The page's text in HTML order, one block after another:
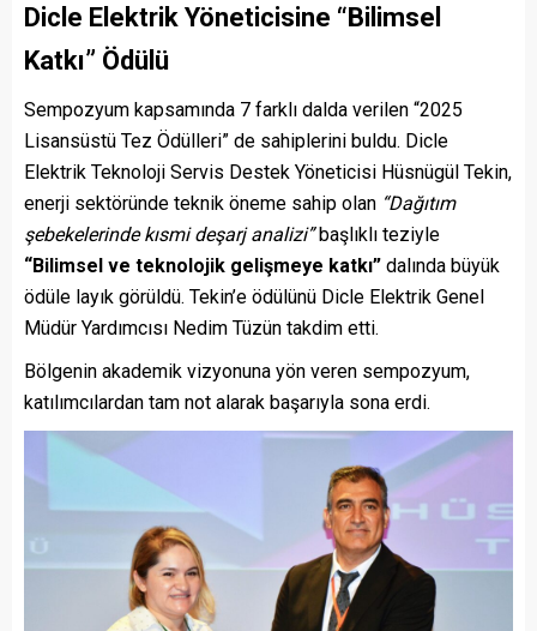
Dicle Elektrik Yöneticisine “Bilimsel
Katkı” Ödülü
Sempozyum kapsamında 7 farklı dalda verilen “2025
Lisansüstü Tez Ödülleri” de sahiplerini buldu. Dicle
Elektrik Teknoloji Servis Destek Yöneticisi Hüsnügül Tekin,
enerji sektöründe teknik öneme sahip olan “Dağıtım
şebekelerinde kısmi deşarj analizi”başlıklı teziyle
“Bilimsel ve teknolojik gelişmeye katkı” dalında büyük
ödüle layık görüldü. Tekin’e ödülünü Dicle Elektrik Genel
Müdür Yardımcısı Nedim Tüzün takdim etti.
Bölgenin akademik vizyonuna yön veren sempozyum,
katılımcılardan tam not alarak başarıyla sona erdi.